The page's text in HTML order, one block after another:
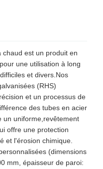
chaud est un produit en
une utilisation à long
et divers.Nos
(RHS)
et un processus de
des tubes en acier
un uniforme,revêtement
offre une protection
et l'érosion chimique.
(dimensions
mm, épaisseur de paroi: